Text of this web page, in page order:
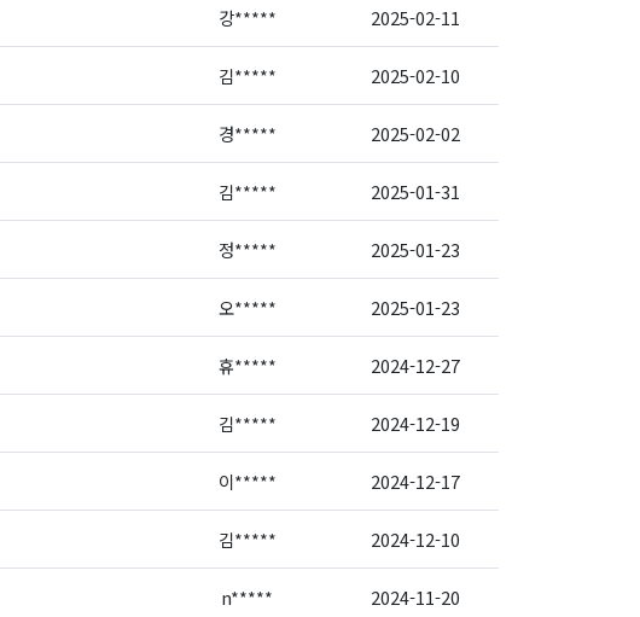
강***** 2025-02-11
김***** 2025-02-10
경***** 2025-02-02
김***** 2025-01-31
정***** 2025-01-23
오***** 2025-01-23
휴***** 2024-12-27
김***** 2024-12-19
이***** 2024-12-17
김***** 2024-12-10
n***** 2024-11-20